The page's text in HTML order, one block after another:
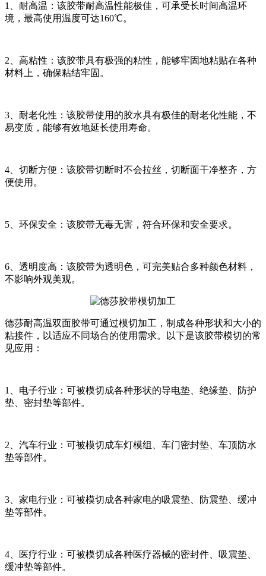
1、耐高温：该胶带耐高温性能极佳，可承受长时间高温环
境，最高使用温度可达160℃。
2、高粘性：该胶带具有极强的粘性，能够牢固地粘贴在各种
材料上，确保粘结牢固。
3、耐老化性：该胶带使用的胶水具有极佳的耐老化性能，不
易变质，能够有效地延长使用寿命。
4、切断方便：该胶带切断时不会拉丝，切断面干净整齐，方
便使用。
5、环保安全：该胶带无毒无害，符合环保和安全要求。
6、透明度高：该胶带为透明色，可完美贴合多种颜色材料，
不影响外观美观。
德莎耐高温双面胶带可通过模切加工，制成各种形状和大小的
粘接件，以适应不同场合的使用需求。以下是该胶带模切的常
见应用：
1、电子行业：可被模切成各种形状的导电垫、绝缘垫、防护
垫、密封垫等部件。
2、汽车行业：可被模切成车灯模组、车门密封垫、车顶防水
垫等部件。
3、家电行业：可被模切成各种家电的吸震垫、防震垫、缓冲
垫等部件。
4、医疗行业：可被模切成各种医疗器械的密封件、吸震垫、
缓冲垫等部件。